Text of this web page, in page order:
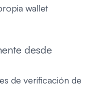
wallet
desde
de verificación de